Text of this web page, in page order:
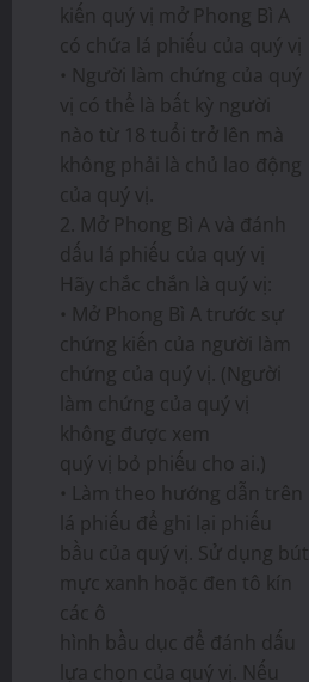
kiến quý vị mở Phong Bì A
có chứa lá phiếu của quý vị
• Người làm chứng của quý
vị có thể là bất kỳ người
nào từ 18 tuổi trở lên mà
không phải là chủ lao động
của quý vị.
2. Mở Phong Bì A và đánh
dấu lá phiếu của quý vị
Hãy chắc chắn là quý vị:
• Mở Phong Bì A trước sự
chứng kiến của người làm
chứng của quý vị. (Người
làm chứng của quý vị
không được xem
quý vị bỏ phiếu cho ai.)
• Làm theo hướng dẫn trên
lá phiếu để ghi lại phiếu
bầu của quý vị. Sử dụng bút
mực xanh hoặc đen tô kín
các ô
hình bầu dục để đánh dấu
lựa chọn của quý vị. Nếu